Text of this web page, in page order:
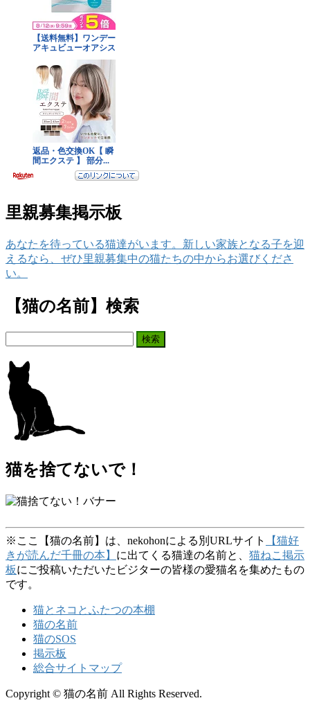
里親募集掲示板
あなたを待っている猫達がいます。新しい家族となる子を迎
えるなら、ぜひ里親募集中の猫たちの中からお選びくださ
い。
【猫の名前】検索
猫を捨てないで！
※ここ【猫の名前】は、nekohonによる別URLサイト
【猫好
きが読んだ千冊の本】 に出てくる猫達の名前と、 猫ねこ掲示
板にご投稿いただいたビジターの皆様の愛猫名を集めたもの
です。
猫とネコとふたつの本棚
猫の名前
猫のSOS
掲示板
総合サイトマップ
Copyright © 猫の名前 All Rights Reserved.